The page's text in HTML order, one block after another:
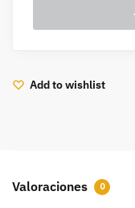
Add to wishlist
Valoraciones 0